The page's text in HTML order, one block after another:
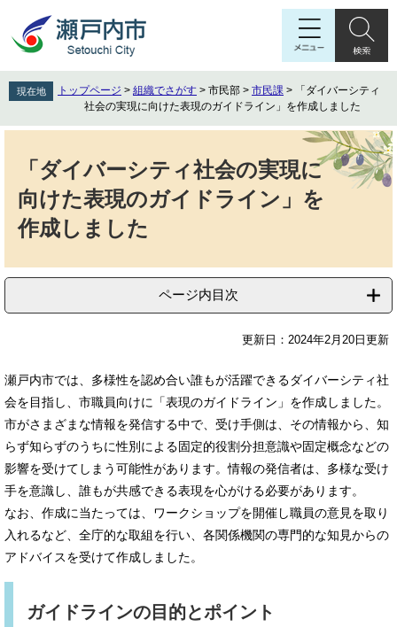
先
頭
を
飛
現在地 トップページ > 組織でさがす > 市民部 > 市民課 >
「ダイバーシティ
社会の実現に向けた表現のガイドライン」を作成しました
「ダイバーシティ社会の実現に
向けた表現のガイドライン」を
作成しました
ページ内目次
更新日：2024年2月20日更新
瀬戸内市では、多様性を認め合い誰もが活躍できるダイバーシティ社
会を目指し、市職員向けに「表現のガイドライン」を作成しました。
市がさまざまな情報を発信する中で、受け手側は、その情報から、知
らず知らずのうちに性別による固定的役割分担意識や固定概念などの
影響を受けてしまう可能性があります。情報の発信者は、多様な受け
手を意識し、誰もが共感できる表現を心がける必要があります。
なお、作成に当たっては、ワークショップを開催し職員の意見を取り
入れるなど、全庁的な取組を行い、各関係機関の専門的な知見からの
アドバイスを受けて作成しました。
​​ガイドラインの目的とポイント